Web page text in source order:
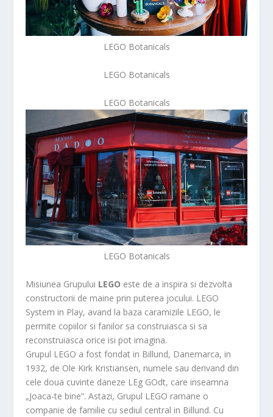
LEGO Botanicals
LEGO Botanicals
LEGO Botanicals
LEGO Botanicals
Misiunea Grupului LEGO este de a inspira si dezvolta
constructorii de maine prin puterea jocului. LEGO
System in Play, avand la baza caramizile LEGO, le
permite copiilor si fanilor sa construiasca si sa
reconstruiasca orice isi pot imagina.
Grupul LEGO a fost fondat in Billund, Danemarca, in
1932, de Ole Kirk Kristiansen, numele sau derivand din
cele doua cuvinte daneze LEg GOdt, care inseamna
„Joaca-te bine”. Astazi, Grupul LEGO ramane o
companie de familie cu sediul central in Billund. Cu